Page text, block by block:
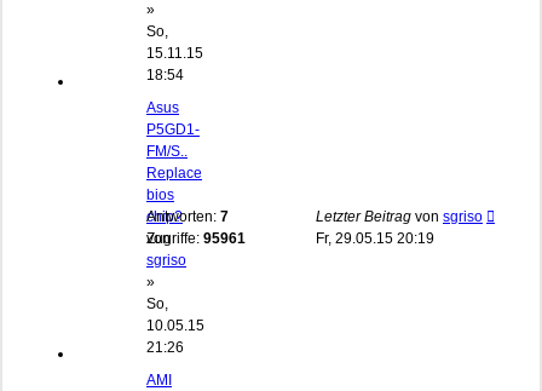
»
So,
15.11.15
18:54
Asus
P5GD1-
FM/S..
Replace
bios
chip?
von
sgriso
»
So,
10.05.15
21:26
Antworten: 7
Zugriffe: 95961
Letzter Beitrag von sgriso
Fr, 29.05.15 20:19
AMI